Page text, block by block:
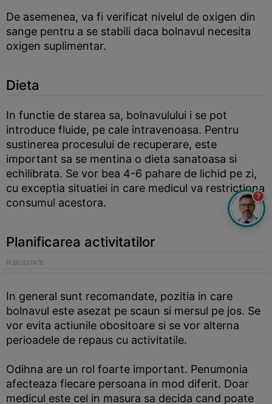
De asemenea, va fi verificat nivelul de oxigen din
sange pentru a se stabili daca bolnavul necesita
oxigen suplimentar.
Dieta
In functie de starea sa, bolnavulului i se pot
introduce fluide, pe cale intravenoasa. Pentru
sustinerea procesului de recuperare, este
important sa se mentina o dieta sanatoasa si
echilibrata. Se vor bea 4-6 pahare de lichid pe zi,
cu exceptia situatiei in care medicul va restrictiona
consumul acestora.
Planificarea activitatilor
In general sunt recomandate, pozitia in care
bolnavul este asezat pe scaun si mersul pe jos. Se
vor evita actiunile obositoare si se vor alterna
perioadele de repaus cu activitatile.
Odihna are un rol foarte important. Penumonia
afecteaza fiecare persoana in mod diferit. Doar
medicul este cel in masura sa decida cand poate
?